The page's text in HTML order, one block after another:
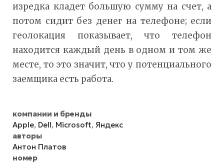
изредка кладет большую сумму на счет, а
потом сидит без денег на телефоне; если
геолокация показывает, что телефон
находится каждый день в одном и том же
месте, то это значит, что у потенциального
заемщика есть работа.
компании и бренды
Apple, Dell, Microsoft, Яндекс
авторы
Антон Платов
номер